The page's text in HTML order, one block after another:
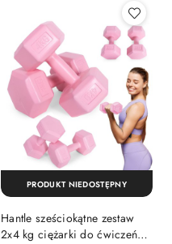
Hantle sześciokątne zestaw
2x4 kg ciężarki do ćwiczeń
PRODUKT NIEDOSTĘPNY